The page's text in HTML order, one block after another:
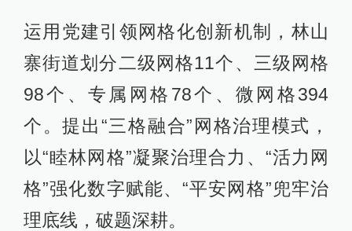
运用党建引领网格化创新机制，林山
寨街道划分二级网格11个、三级网格
98个、专属网格78个、微网格394
个。提出“三格融合”网格治理模式，
以“睦林网格”凝聚治理合力、“活力网
格”强化数字赋能、“平安网格”兜牢治
理底线，破题深耕。